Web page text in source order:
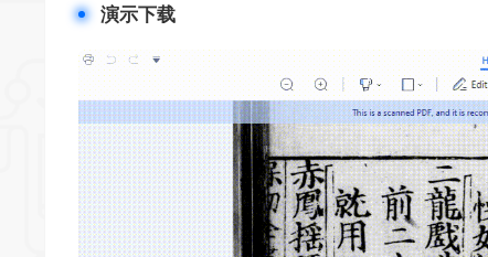
演示下载